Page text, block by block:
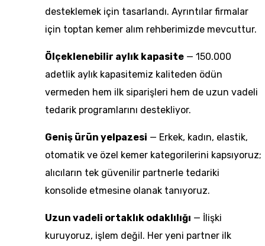
desteklemek için tasarlandı. Ayrıntılar firmalar
için toptan kemer alım rehberimizde mevcuttur.
Ölçeklenebilir aylık kapasite — 150.000
adetlik aylık kapasitemiz kaliteden ödün
vermeden hem ilk siparişleri hem de uzun vadeli
tedarik programlarını destekliyor.
Geniş ürün yelpazesi — Erkek, kadın, elastik,
otomatik ve özel kemer kategorilerini kapsıyoruz;
alıcıların tek güvenilir partnerle tedariki
konsolide etmesine olanak tanıyoruz.
Uzun vadeli ortaklık odaklılığı — İlişki
kuruyoruz, işlem değil. Her yeni partner ilk